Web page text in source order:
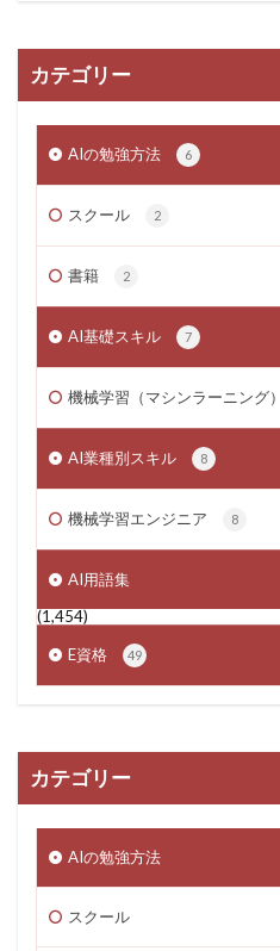
カテゴリー
AIの勉強方法 6
スクール 2
書籍 2
AI基礎スキル 7
機械学習（マシンラーニング）
AI業種別スキル 8
機械学習エンジニア 8
AI用語集
(1,454)
E資格
49
カテゴリー
AIの勉強方法
スクール